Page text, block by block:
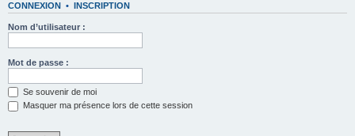
CONNEXION • INSCRIPTION
Nom d’utilisateur :
Mot de passe :
Se souvenir de moi
Masquer ma présence lors de cette session